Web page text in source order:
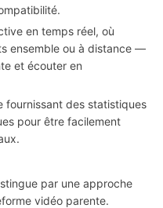
en temps réel, où
ensemble ou à distance —
et écouter en
fournissant des statistiques
pour être facilement
par une approche
vidéo parente.